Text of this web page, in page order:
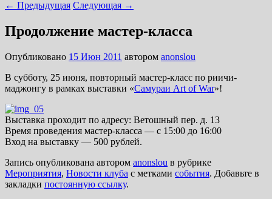
← Предыдущая Следующая →
Продолжение мастер-класса
Опубликовано 15 Июн 2011 автором anonslou
В субботу, 25 июня, повторный мастер-класс по риичи-
маджонгу в рамках выставки «Самураи Art of War»!
Выставка проходит по адресу: Ветошный пер. д. 13
Время проведения мастер-класса — с 15:00 до 16:00
Вход на выставку — 500 рублей.
Запись опубликована автором anonslou в рубрике
Мероприятия, Новости клуба с метками события. Добавьте в
закладки постоянную ссылку.